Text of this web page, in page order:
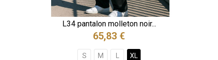
L34 pantalon molleton noir...
65,83 €
S M XL